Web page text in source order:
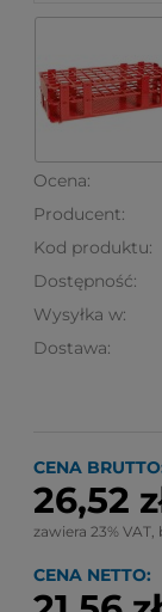
Ocena:
Producent:
Kod produktu:
Dostępność:
Wysyłka w:
Dostawa:
Cena nie
CENA
26,52
zawiera 23%
CENA NETTO: